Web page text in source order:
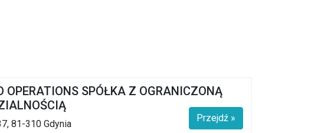
OPERATIONS SPÓŁKA Z OGRANICZONĄ
81-310 Gdynia
Przejdź »